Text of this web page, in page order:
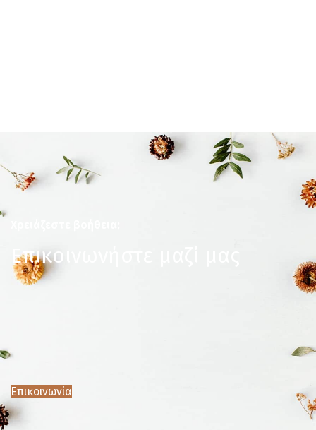
Επικοινωνήστε μαζί μας
Επικοινωνία